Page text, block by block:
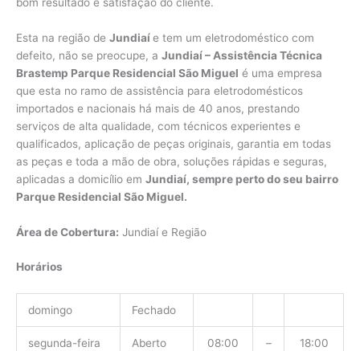
Esta na região de Jundiaíe tem um eletrodoméstico com
defeito, não se preocupe, a Jundiaí – Assistência Técnica
Brastemp Parque Residencial São Miguel é uma empresa
que esta no ramo de assistência para eletrodomésticos
importados e nacionais há mais de 40 anos, prestando
serviços de alta qualidade, com técnicos experientes e
qualificados, aplicação de peças originais, garantia em todas
as peças e toda a mão de obra, soluções rápidas e seguras,
aplicadas a domicílio em Jundiaí, sempre perto do seu bairro
Parque Residencial São Miguel.
Área de Cobertura: Jundiaí e Região
Horários
domingo Fechado
segunda-feira Aberto 08:00 – 18:00